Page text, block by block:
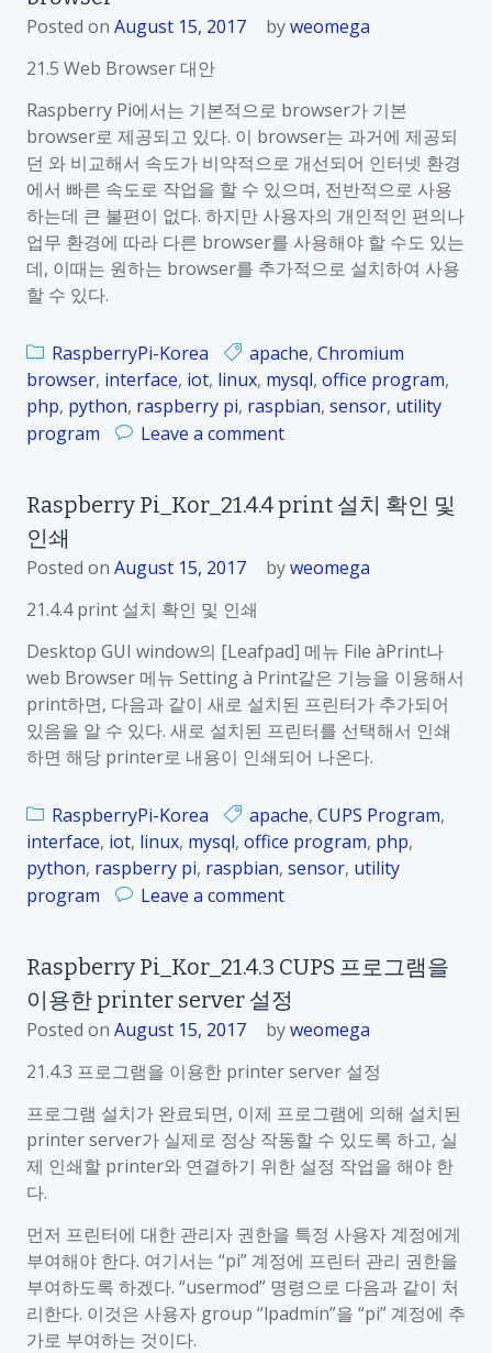
p
r
r
y
P
i
_
K
2
1
.
2
e
a
s
e
l
b
o
w
s
Posted on August 15, 2017 byweomega
21.5 Web Browser 대안
Raspberry Pi에서는 기본적으로 browser가 기본
browser로 제공되고 있다. 이 browser는 과거에 제공되
던 와 비교해서 속도가 비약적으로 개선되어 인터넷 환경
에서 빠른 속도로 작업을 할 수 있으며, 전반적으로 사용
하는데 큰 불편이 없다. 하지만 사용자의 개인적인 편의나
업무 환경에 따라 다른 browser를 사용해야 할 수도 있는
데, 이때는 원하는 browser를 추가적으로 설치하여 사용
할 수 있다.
RaspberryPi-Korea apache, Chromium
browser, interface, iot, linux, mysql, office program,
php, python, raspberry pi, raspbian, sensor, utility
program
Leave a comment
a
p
r
r
y
P
i
o
r
_
.
5
.
1
C
r
o
m
u
m
b
Raspberry Pi_Kor_21.4.4 print 설치 확인 및
인쇄
Posted on August 15, 2017 byweomega
21.4.4 print 설치 확인 및 인쇄
Desktop GUI window의 [Leafpad] 메뉴 File àPrint나
web Browser 메뉴 Setting à Print같은 기능을 이용해서
print하면, 다음과 같이 새로 설치된 프린터가 추가되어
있음을 알 수 있다. 새로 설치된 프린터를 선택해서 인쇄
하면 해당 printer로 내용이 인쇄되어 나온다.
RaspberryPi-Korea apache, CUPS Program,
interface, iot, linux, mysql, office program, php,
python, raspberry pi, raspbian, sensor, utility
program
Leave a comment
a
s
p
e
r
r
y
_
K
o
r
Raspberry Pi_Kor_21.4.3 CUPS 프로그램을
이용한 printer server 설정
Posted on August 15, 2017 byweomega
21.4.3 프로그램을 이용한 printer server 설정
프로그램 설치가 완료되면, 이제 프로그램에 의해 설치된
printer server가 실제로 정상 작동할 수 있도록 하고, 실
제 인쇄할 printer와 연결하기 위한 설정 작업을 해야 한
다.
먼저 프린터에 대한 관리자 권한을 특정 사용자 계정에게
부여해야 한다. 여기서는 “pi” 계정에 프린터 관리 권한을
부여하도록 하겠다. “usermod” 명령으로 다음과 같이 처
리한다. 이것은 사용자 group “lpadmin”을 “pi” 계정에 추
가로 부여하는 것이다.